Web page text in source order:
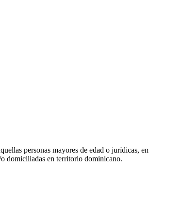
personas mayores de edad o jurídicas, en
domiciliadas en territorio dominicano.